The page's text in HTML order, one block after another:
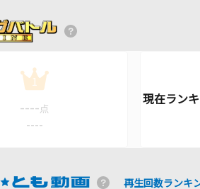
1
---- 点
----
再生回数ランキ